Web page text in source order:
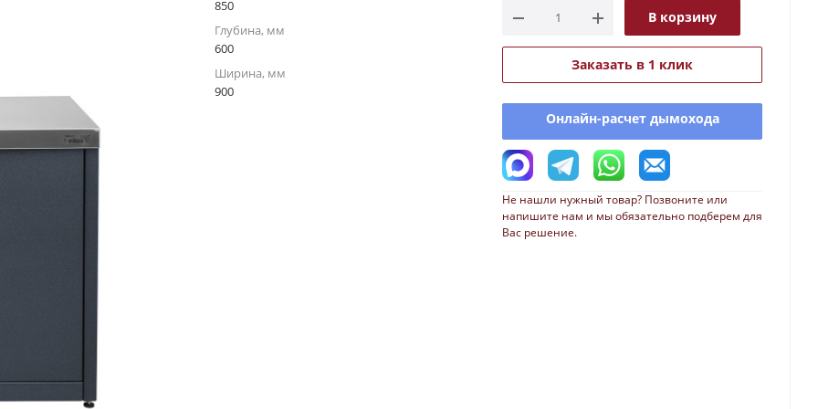
850
Глубина, мм
600
Ширина, мм
900
В корзину
Заказать в 1 клик
Онлайн-расчет дымохода
Не нашли нужный товар? Позвоните или
напишите нам и мы обязательно подберем для
Вас решение.